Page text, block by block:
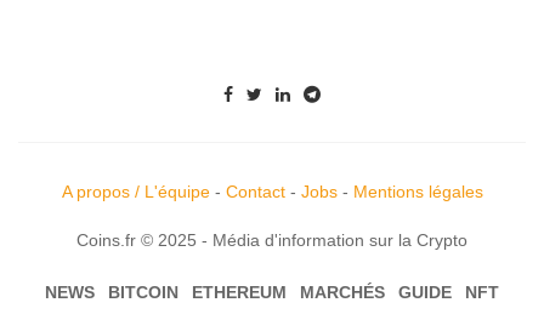
A propos / L'équipe- Contact- Jobs- Mentions légales
Coins.fr © 2025 - Média d'information sur la Crypto
NEWS BITCOIN ETHEREUM MARCHÉS GUIDE
NFT